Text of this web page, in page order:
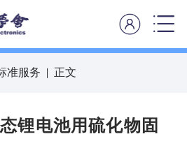
准服务 正文
锂电池用硫化物固